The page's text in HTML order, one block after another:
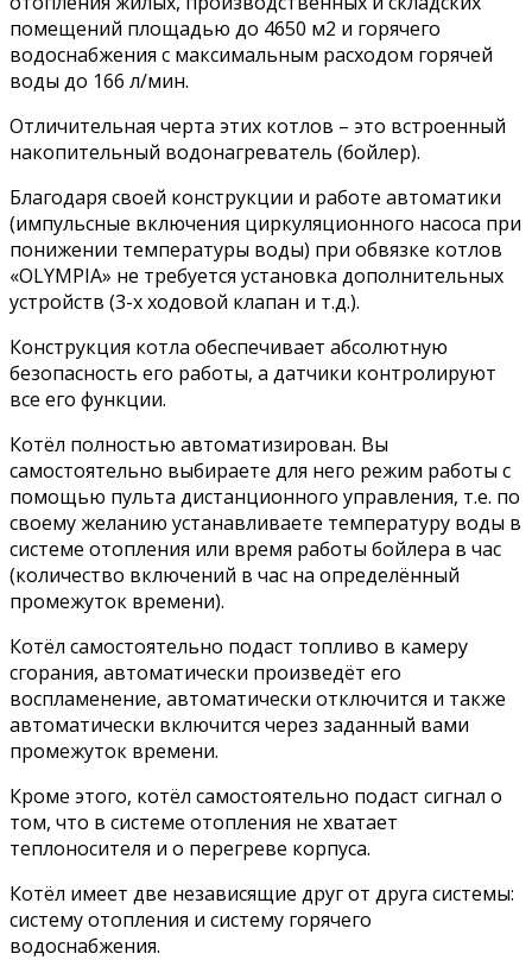
помещений площадью до 4650 м2 и горячего
водоснабжения с максимальным расходом горячей
воды до 166 л/мин.
Отличительная черта этих котлов – это встроенный
накопительный водонагреватель (бойлер).
Благодаря своей конструкции и работе автоматики
(импульсные включения циркуляционного насоса при
понижении температуры воды) при обвязке котлов
«OLYMPIA» не требуется установка дополнительных
устройств (3-х ходовой клапан и т.д.).
Конструкция котла обеспечивает абсолютную
безопасность его работы, а датчики контролируют
все его функции.
Котёл полностью автоматизирован. Вы
самостоятельно выбираете для него режим работы с
помощью пульта дистанционного управления, т.е. по
своему желанию устанавливаете температуру воды в
системе отопления или время работы бойлера в час
(количество включений в час на определённый
промежуток времени).
Котёл самостоятельно подаст топливо в камеру
сгорания, автоматически произведёт его
воспламенение, автоматически отключится и также
автоматически включится через заданный вами
промежуток времени.
Кроме этого, котёл самостоятельно подаст сигнал о
том, что в системе отопления не хватает
теплоносителя и о перегреве корпуса.
Котёл имеет две независящие друг от друга системы:
систему отопления и систему горячего
водоснабжения.